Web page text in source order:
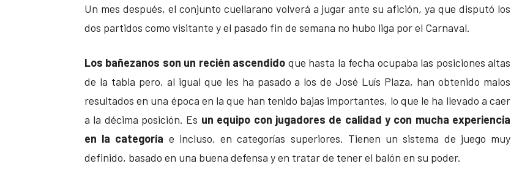
Un mes después, el conjunto cuellarano volverá a jugar ante su afición, ya que disputó los
dos partidos como visitante y el pasado fin de semana no hubo liga por el Carnaval.
Los bañezanos son un recién ascendido que hasta la fecha ocupaba las posiciones altas
de la tabla pero, al igual que les ha pasado a los de José Luís Plaza, han obtenido malos
resultados en una época en la que han tenido bajas importantes, lo que le ha llevado a caer
a la décima posición. Es un equipo con jugadores de calidad y con mucha experiencia
en la categoría e incluso, en categorías superiores. Tienen un sistema de juego muy
definido, basado en una buena defensa y en tratar de tener el balón en su poder.